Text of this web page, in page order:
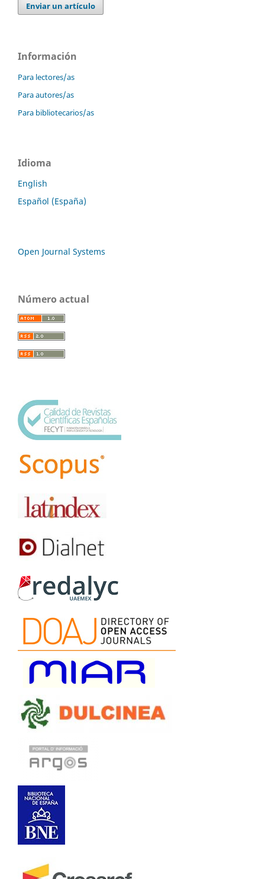
Enviar un artículo
Información
Para lectores/as
Para autores/as
Para bibliotecarios/as
Idioma
English
Español (España)
Open Journal Systems
Número actual